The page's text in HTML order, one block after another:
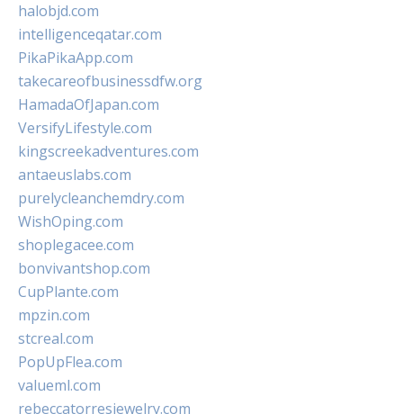
halobjd.com
intelligenceqatar.com
PikaPikaApp.com
takecareofbusinessdfw.org
HamadaOfJapan.com
VersifyLifestyle.com
kingscreekadventures.com
antaeuslabs.com
purelycleanchemdry.com
WishOping.com
shoplegacee.com
bonvivantshop.com
CupPlante.com
mpzin.com
stcreal.com
PopUpFlea.com
valueml.com
rebeccatorresjewelry.com